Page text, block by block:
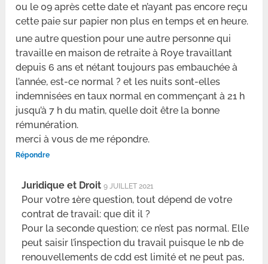
ou le 09 après cette date et n’ayant pas encore reçu
cette paie sur papier non plus en temps et en heure.
une autre question pour une autre personne qui
travaille en maison de retraite à Roye travaillant
depuis 6 ans et nétant toujours pas embauchée à
l’année, est-ce normal ? et les nuits sont-elles
indemnisées en taux normal en commençant à 21 h
jusqu’à 7 h du matin, quelle doit être la bonne
rémunération.
merci à vous de me répondre.
Répondre
Juridique et Droit 9 JUILLET 2021
Pour votre 1ère question, tout dépend de votre
contrat de travail: que dit il ?
Pour la seconde question; ce n’est pas normal. Elle
peut saisir l’inspection du travail puisque le nb de
renouvellements de cdd est limité et ne peut pas,